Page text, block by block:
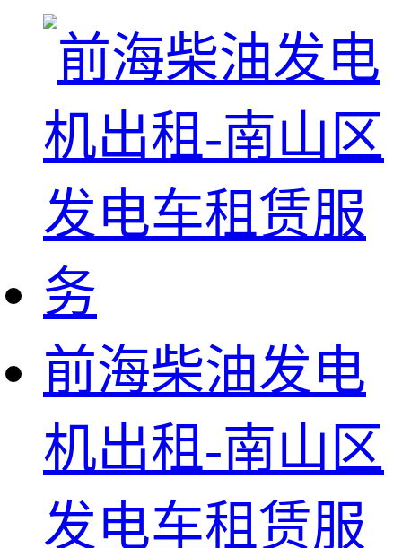
前海柴油发电
机出租-南山区
发电车租赁服